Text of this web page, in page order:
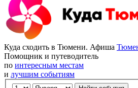
Куда сходить в Тюмени. Афиша
Помощник и путеводитель
по интересным местам
и лучшим событиям